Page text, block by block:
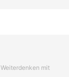
Weiterdenken mit